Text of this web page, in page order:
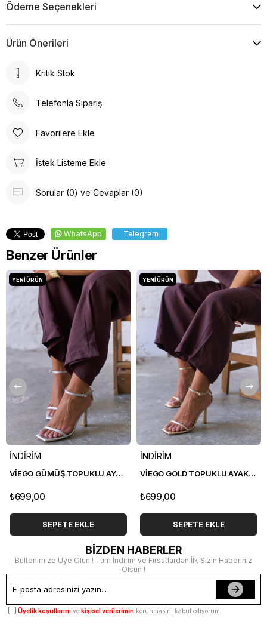
Ödeme Seçenekleri
Ürün Önerileri
Kritik Stok
Telefonla Sipariş
Favorilere Ekle
İstek Listeme Ekle
Sorular (0) ve Cevaplar (0)
WhatsApp Telegram
Benzer Ürünler
İNDİRİM
VİEGO GÜMÜŞ TOPUKLU AYAKKABI
₺699,00
SEPETE EKLE
YENI ÜRÜN
İNDİRİM
VİEGO GOLD TOPUKLU AYAKKABI
₺699,00
SEPETE EKLE
YENI ÜRÜN
BİZDEN HABERLER
Bültenimize Üye Olun ! Tüm İndirim ve Fırsatlardan İlk Sizin Haberiniz
Olsun !
Üyelik koşullarını ve kişisel verilerimin korunmasını kabul ediyorum.